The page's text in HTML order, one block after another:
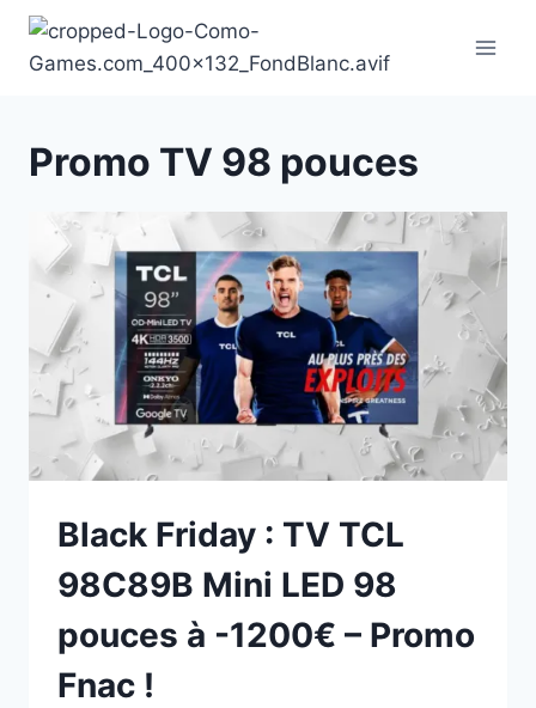
Aller
contenu
Promo TV 98 pouces
Black Friday : TV TCL
98C89B Mini LED 98
pouces à -1200€ – Promo
Fnac !